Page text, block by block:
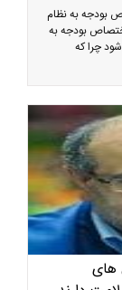
بودجه به نظام
بودجه به
چرا که
های